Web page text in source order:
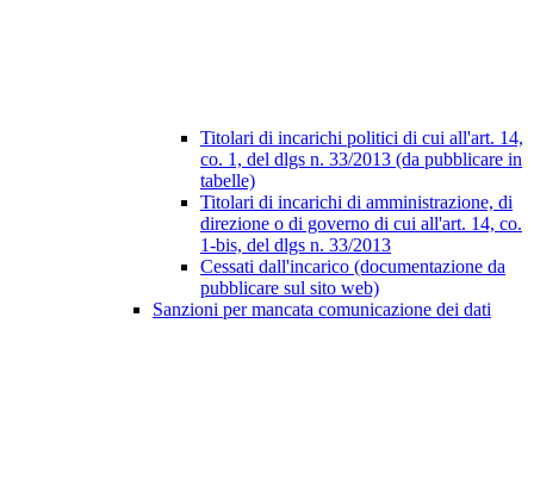
Titolari di incarichi politici di cui all'art. 14,
co. 1, del dlgs n. 33/2013 (da pubblicare in
tabelle)
Titolari di incarichi di amministrazione, di
direzione o di governo di cui all'art. 14, co.
1-bis, del dlgs n. 33/2013
Cessati dall'incarico (documentazione da
pubblicare sul sito web)
Sanzioni per mancata comunicazione dei dati